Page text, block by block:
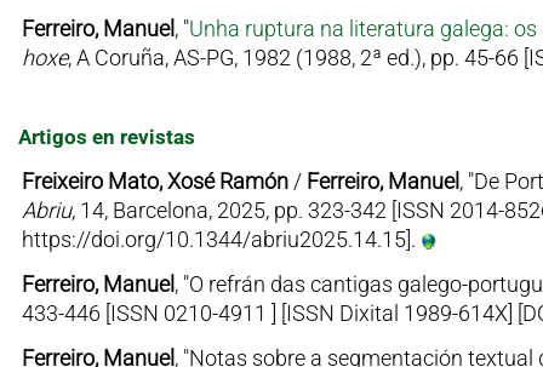
Ferreiro, Manuel, "Unha ruptura na literatura galega: os
hoxe, A Coruña, AS-PG, 1982 (1988, 2ª ed.), pp. 45-66
Artigos en revistas
Freixeiro Mato, Xosé Ramón/ Ferreiro, Manuel, "De
Abriu, 14, Barcelona, 2025, pp. 323-342 [ISSN 2014-
https://doi.org/10.1344/abriu2025.14.15].
Ferreiro, Manuel, "O refrán das cantigas galego-
433-446 [ISSN 0210-4911 ] [ISSN Dixital 1989-614X]
Ferreiro, Manuel, "Notas sobre a segmentación